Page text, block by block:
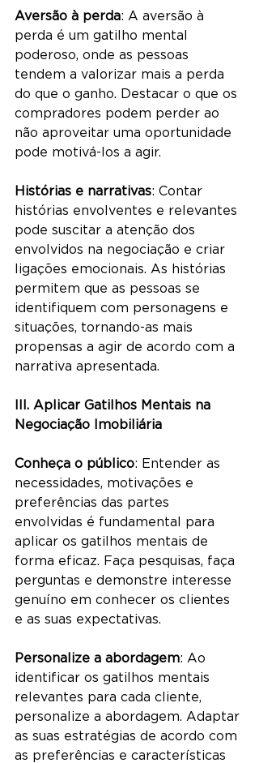
Aversão à perda: A aversão à
perda é um gatilho mental
poderoso, onde as pessoas
tendem a valorizar mais a perda
do que o ganho. Destacar o que os
compradores podem perder ao
não aproveitar uma oportunidade
pode motivá-los a agir.
Histórias e narrativas: Contar
histórias envolventes e relevantes
pode suscitar a atenção dos
envolvidos na negociação e criar
ligações emocionais. As histórias
permitem que as pessoas se
identifiquem com personagens e
situações, tornando-as mais
propensas a agir de acordo com a
narrativa apresentada.
III. Aplicar Gatilhos Mentais na
Negociação Imobiliária
Conheça o público: Entender as
necessidades, motivações e
preferências das partes
envolvidas é fundamental para
aplicar os gatilhos mentais de
forma eficaz. Faça pesquisas, faça
perguntas e demonstre interesse
genuíno em conhecer os clientes
e as suas expectativas.
Personalize a abordagem: Ao
identificar os gatilhos mentais
relevantes para cada cliente,
personalize a abordagem. Adaptar
as suas estratégias de acordo com
as preferências e características